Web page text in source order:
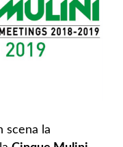
scena la